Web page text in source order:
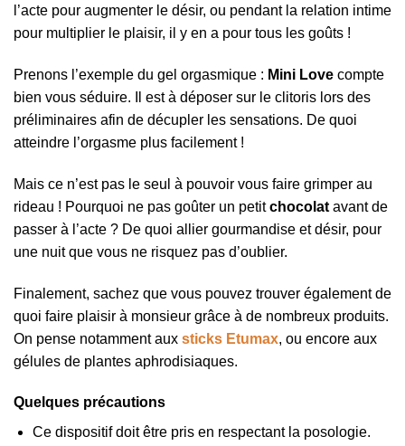
l’acte pour augmenter le désir, ou pendant la relation intime
pour multiplier le plaisir, il y en a pour tous les goûts !
Prenons l’exemple du gel orgasmique : Mini Love compte
bien vous séduire. Il est à déposer sur le clitoris lors des
préliminaires afin de décupler les sensations. De quoi
atteindre l’orgasme plus facilement !
Mais ce n’est pas le seul à pouvoir vous faire grimper au
rideau ! Pourquoi ne pas goûter un petitchocolat avant de
passer à l’acte ? De quoi allier gourmandise et désir, pour
une nuit que vous ne risquez pas d’oublier.
Finalement, sachez que vous pouvez trouver également de
quoi faire plaisir à monsieur grâce à de nombreux produits.
On pense notamment aux sticks Etumax, ou encore aux
gélules de plantes aphrodisiaques.
Quelques précautions
Ce dispositif doit être pris en respectant la posologie.